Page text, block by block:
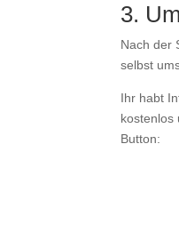
3.
Nach der
selbst
Ihr habt
kostenlos
Button: